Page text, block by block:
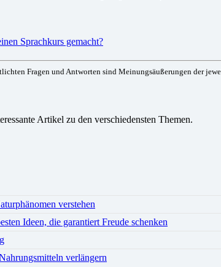
Sprachkurs gemacht?
Fragen und Antworten sind Meinungsäußerungen der
Artikel zu den verschiedensten Themen.
verstehen
Ideen, die garantiert Freude schenken
verlängern